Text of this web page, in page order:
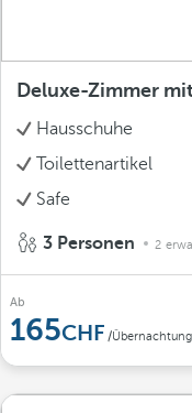
Deluxe-Zimmer
Hausschuhe
Toilettenartikel
Safe
3 Personen 2
Ab
165 /Übernachtung